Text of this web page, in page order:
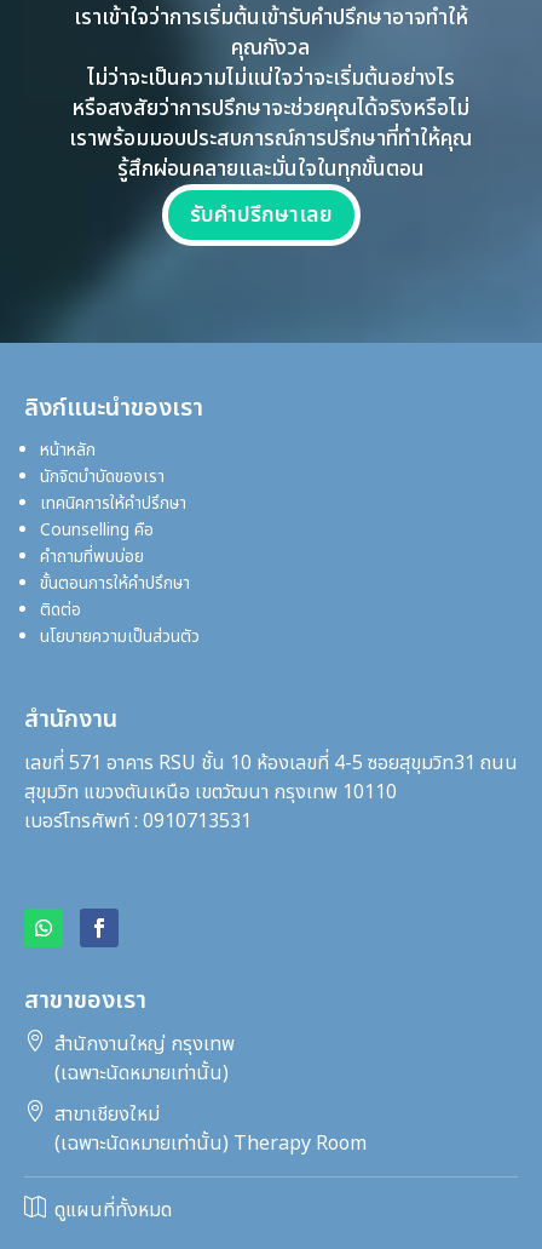
เราเข้าใจว่าการเริ่มต้นเข้ารับคำปรึกษาอาจทำให้
คุณกังวล
ไม่ว่าจะเป็นความไม่แน่ใจว่าจะเริ่มต้นอย่างไร
หรือสงสัยว่าการปรึกษาจะช่วยคุณได้จริงหรือไม่
เราพร้อมมอบประสบการณ์การปรึกษาที่ทำให้คุณ
รู้สึกผ่อนคลายและมั่นใจในทุกขั้นตอน
รับคำปรึกษาเลย
ลิงก์แนะนำของเรา
หน้าหลัก
นักจิตบำบัดของเรา
เทคนิคการให้คำปรึกษา
Counselling คือ
คำถามที่พบบ่อย
ขั้นตอนการให้คำปรึกษา
ติดต่อ
นโยบายความเป็นส่วนตัว
สำนักงาน
เลขที่ 571 อาคาร RSU ชั้น 10 ห้องเลขที่ 4-5 ซอยสุขุมวิท31 ถนน
สุขุมวิท แขวงตันเหนือ เขตวัฒนา กรุงเทพ 10110
เบอร์โทรศัพท์ : 0910713531
สาขาของเรา
 สำนักงานใหญ่ กรุงเทพ
(เฉพาะนัดหมายเท่านั้น)
 สาขาเชียงใหม่
(เฉพาะนัดหมายเท่านั้น) Therapy Room
 ดูแผนที่ทั้งหมด